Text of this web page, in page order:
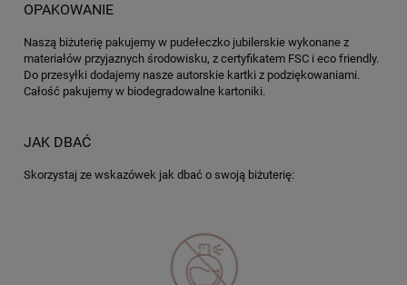
OPAKOWANIE
Naszą biżuterię pakujemy w pudełeczko jubilerskie wykonane z
materiałów przyjaznych środowisku, z certyfikatem FSC i eco friendly.
Do przesyłki dodajemy nasze autorskie kartki z podziękowaniami.
Całość pakujemy w biodegradowalne kartoniki.
JAK DBAĆ
Skorzystaj ze wskazówek jak dbać o swoją biżuterię: